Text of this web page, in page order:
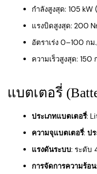
กำลังสูงสุด: 105
แรงบิดสูงสุด: 200
อัตราเร่ง 0–100 ก
ความเร็วสูงสุด: 150
แบตเตอรี่
ประเภทแบตเตอรี่:
ความจุแบตเตอรี่: ป
แรงดันระบบ: ระดับ
การจัดการความร้อน